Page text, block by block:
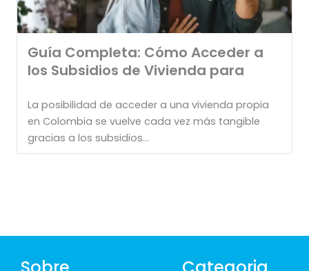
Guía Completa: Cómo Acceder a
los Subsidios de Vivienda para
La posibilidad de acceder a una vivienda propia
en Colombia se vuelve cada vez más tangible
gracias a los subsidios...